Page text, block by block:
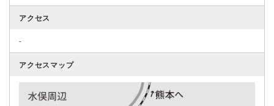
アクセス
-
アクセスマップ